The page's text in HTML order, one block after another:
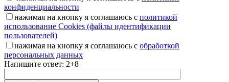
конфиденциальности
нажимая на кнопку я соглашаюсь с политикой
использование Cookies (файлы идентификации
пользователей)
нажимая на кнопку я соглашаюсь с обработкой
персональных данных
Напишите ответ: 2+8